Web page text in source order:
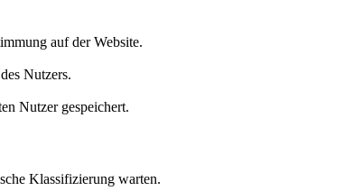
auf der Website.
Nutzers.
Nutzer gespeichert.
Klassifizierung warten.